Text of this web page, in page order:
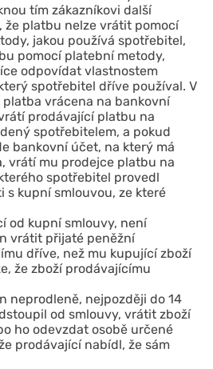
tím zákazníkovi další
že platbu nelze vrátit pomocí
jakou používá spotřebitel,
pomocí platební metody,
odpovídat vlastnostem
spotřebitel dříve používal. V
vrácena na bankovní
prodávající platbu na
spotřebitelem, a pokud
bankovní účet, na který má
vrátí mu prodejce platbu na
spotřebitel provedl
s kupní smlouvou, ze které
od kupní smlouvy, není
vrátit přijaté peněžní
dříve, než mu kupující zboží
že zboží prodávajícímu
neprodleně, nejpozději do 14
od smlouvy, vrátit zboží
ho odevzdat osobě určené
prodávající nabídl, že sám